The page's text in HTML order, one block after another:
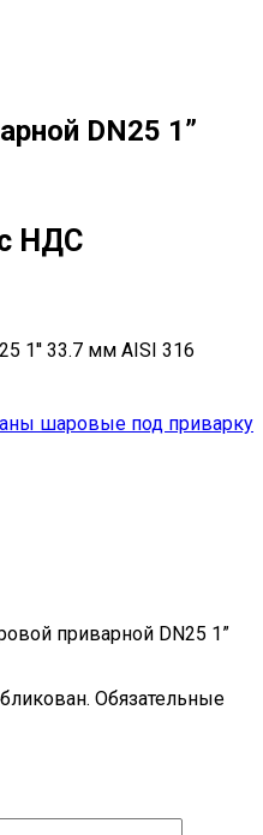
DN25 1”
НДС
1'' 33.7 мм AISI 316
шаровые под приварку
приварной DN25 1”
Обязательные